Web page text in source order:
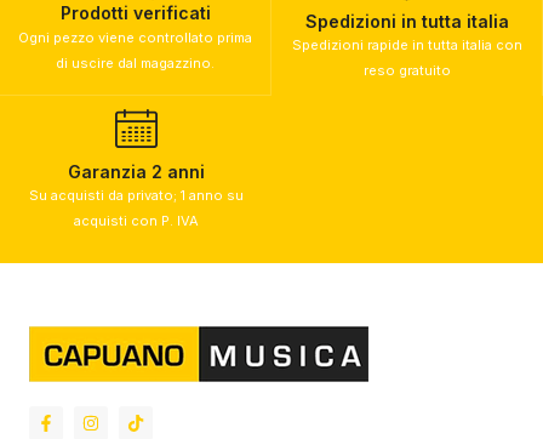
Prodotti verificati
Ogni pezzo viene controllato prima
di uscire dal magazzino.
Spedizioni in tutta italia
Spedizioni rapide in tutta italia con
reso gratuito
Garanzia 2 anni
Su acquisti da privato; 1 anno su
acquisti con P. IVA​